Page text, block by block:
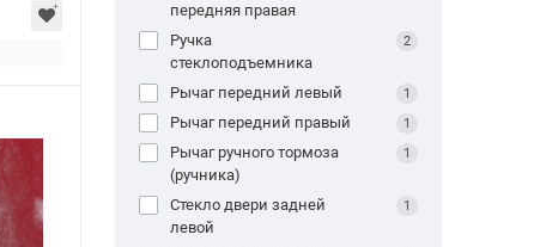
передняя правая
Ручка
стеклоподъемника
2
Рычаг передний левый 1
Рычаг передний правый 1
Рычаг ручного тормоза
(ручника)
1
Стекло двери задней
левой
1